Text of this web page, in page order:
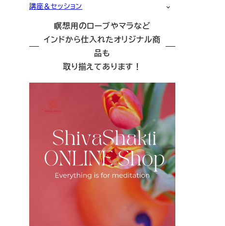
講座＆セッション
瞑想用のローブやマラなど
インドから仕入れたオリジナル商
品も
取り揃えてあります！